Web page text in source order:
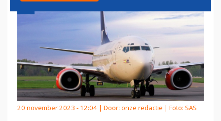
20 november 2023 - 12:04 | Door: onze redactie | Foto: SAS